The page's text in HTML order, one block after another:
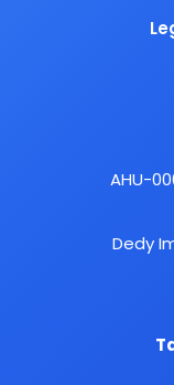
AHU-
Dedy